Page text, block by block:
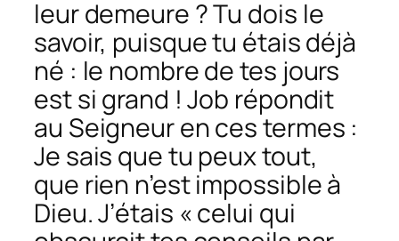
leur demeure ? Tu dois le
savoir, puisque tu étais déjà
né : le nombre de tes jours
est si grand ! Job répondit
au Seigneur en ces termes :
Je sais que tu peux tout,
que rien n’est impossible à
Dieu. J’étais « celui qui